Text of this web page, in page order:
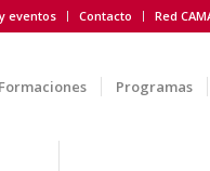
eventos Contacto Red
Programas